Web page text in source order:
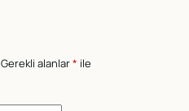
Gerekli alanlar* ile